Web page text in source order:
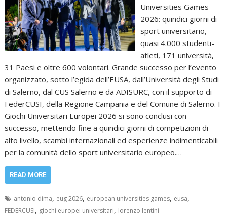
Universities Games
2026: quindici giorni di
sport universitario,
quasi 4.000 studenti-
atleti, 171 università,
31 Paesi e oltre 600 volontari. Grande successo per l’evento
organizzato, sotto l’egida dell’EUSA, dall’Università degli Studi
di Salerno, dal CUS Salerno e da ADISURC, con il supporto di
FederCUSI, della Regione Campania e del Comune di Salerno. I
Giochi Universitari Europei 2026 si sono conclusi con
successo, mettendo fine a quindici giorni di competizioni di
alto livello, scambi internazionali ed esperienze indimenticabili
per la comunità dello sport universitario europeo.…
READ MORE
antonio dima, eug 2026, european universities games, eusa,
FEDERCUSI, giochi europei universitari, lorenzo lentini